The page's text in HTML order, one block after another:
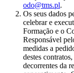
odo@tms.pl.
Os seus dados
celebrar e
Formação e o
Responsável
medidas a
destes
decorrentes da